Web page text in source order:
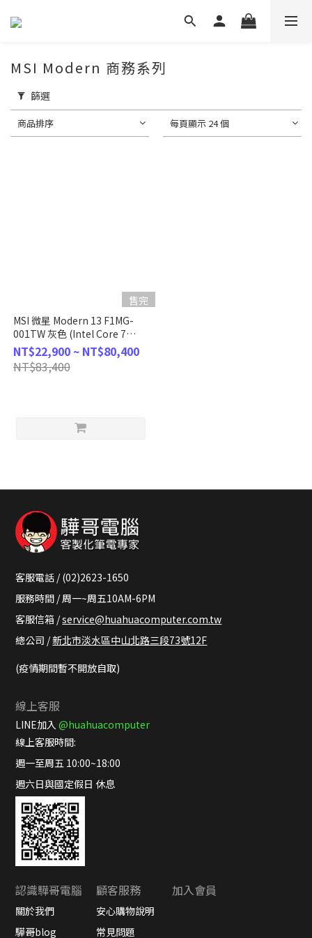
MSI Modern 商務系列
篩選
商品排序 每頁顯示 24 個
售完
MSI 微星 Modern 13 F1MG-
001TW 灰色 (Intel Core 7
150U/16GB/1TB/WIN11/FHD/13.3)
客製化商務筆電
NT$22,900 ~ NT$80,400
NT$83,400
客服電話 / (02)2623-1650
服務時間 / 周一~周五10AM-6PM
客服信箱 /service@huahuacomputer.com.tw
總公司 /新北市淡水區中山北路三段73號12F
(疫情期間暫不開放自取)
線上客服
LINE加入@huahuacomputer
線上客服時間:
週一至周五 10:00~18:00
週六日與國定假日 休息
認識驊哥電腦
關於我們
驊哥blog
顧客服務
安心購物說明
常見問題
加入會員